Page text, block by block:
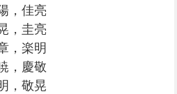
，佳亮
，圭亮
，楽明
，慶敬
，敬晃